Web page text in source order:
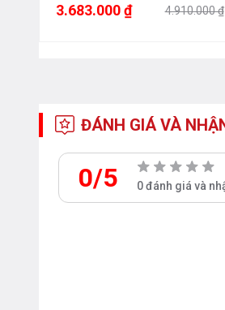
3.683.000 ₫ 4.910.000 ₫
ĐÁNH GIÁ VÀ
0/5 0 đánh giá và